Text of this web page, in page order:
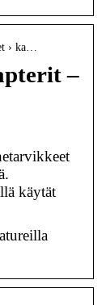
› ka…
–
käytät